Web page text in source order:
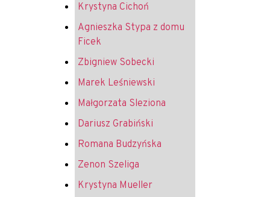
Krystyna Cichoń
Agnieszka Stypa z domu
Ficek
Zbigniew Sobecki
Marek Leśniewski
Małgorzata Sleziona
Dariusz Grabiński
Romana Budzyńska
Zenon Szeliga
Krystyna Mueller